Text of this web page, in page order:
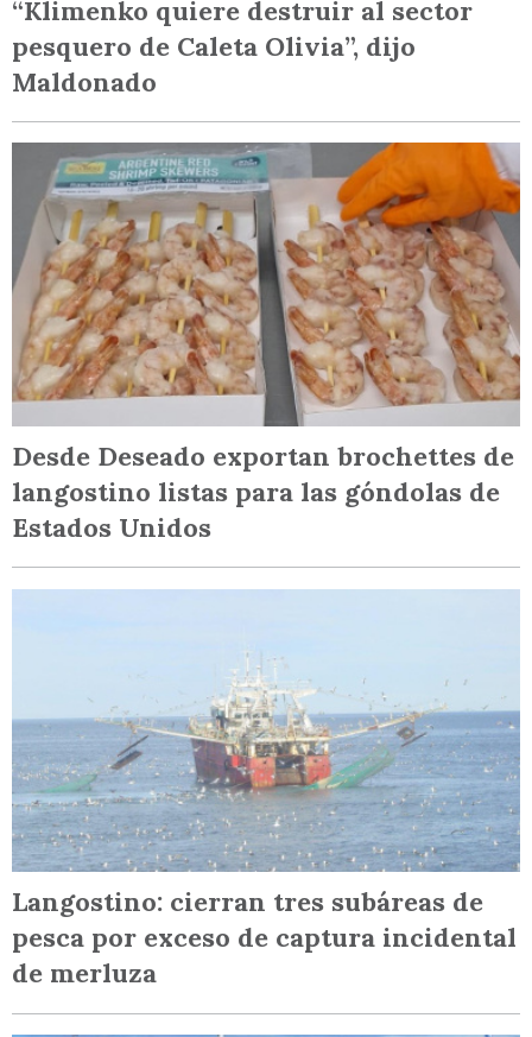
“Klimenko quiere destruir al sector
pesquero de Caleta Olivia”, dijo
Maldonado
Desde Deseado exportan brochettes de
langostino listas para las góndolas de
Estados Unidos
Langostino: cierran tres subáreas de
pesca por exceso de captura incidental
de merluza